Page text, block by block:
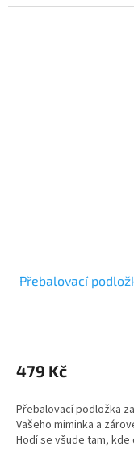
Přebalovací
479 Kč
Přebalovací podložka
Vašeho miminka a
Hodí se všude tam,